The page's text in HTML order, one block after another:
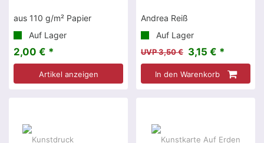
aus 110 g/m² Papier
Auf Lager
2,00 € *
Artikel anzeigen
Andrea Reiß
Auf Lager
UVP 3,50 € 3,15 € *
In den Warenkorb